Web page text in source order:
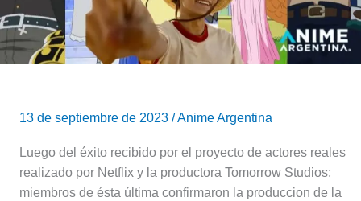
13 de septiembre de 2023 /Anime Argentina
Luego del éxito recibido por el proyecto de actores reales
realizado por Netflix y la productora Tomorrow Studios;
miembros de ésta última confirmaron la produccion de la
Piece
–
Netflix?